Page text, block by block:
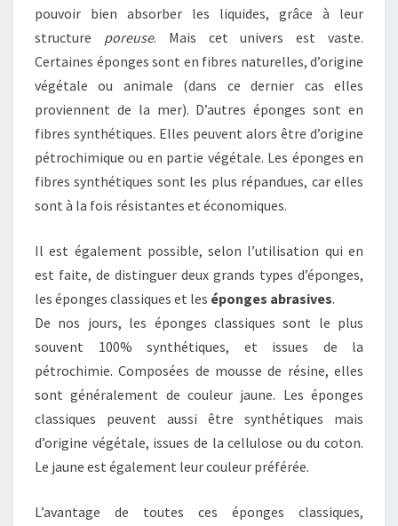
pouvoir bien absorber les liquides, grâce à leur
structure poreuse. Mais cet univers est vaste.
Certaines éponges sont en fibres naturelles, d’origine
végétale ou animale (dans ce dernier cas elles
proviennent de la mer). D’autres éponges sont en
fibres synthétiques. Elles peuvent alors être d’origine
pétrochimique ou en partie végétale. Les éponges en
fibres synthétiques sont les plus répandues, car elles
sont à la fois résistantes et économiques.
Il est également possible, selon l’utilisation qui en
est faite, de distinguer deux grands types d’éponges,
les éponges classiques et les éponges abrasives.
De nos jours, les éponges classiques sont le plus
souvent 100% synthétiques, et issues de la
pétrochimie. Composées de mousse de résine, elles
sont généralement de couleur jaune. Les éponges
classiques peuvent aussi être synthétiques mais
d’origine végétale, issues de la cellulose ou du coton.
Le jaune est également leur couleur préférée.
L’avantage de toutes ces éponges classiques,